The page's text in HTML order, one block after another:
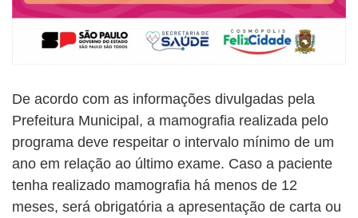
De acordo com as informações divulgadas pela
Prefeitura Municipal, a mamografia realizada pelo
programa deve respeitar o intervalo mínimo de um
ano em relação ao último exame. Caso a paciente
tenha realizado mamografia há menos de 12
meses, será obrigatória a apresentação de carta ou